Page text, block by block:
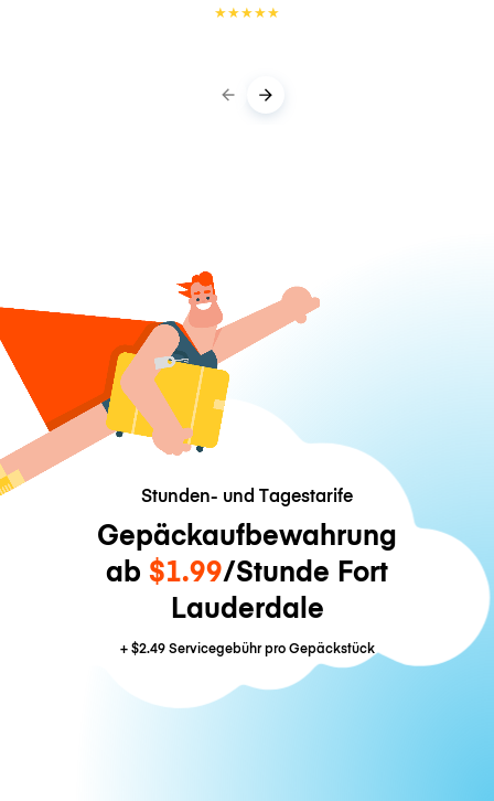
★★★★★
Stunden- und Tagestarife
Gepäckaufbewahrung
ab $1.99/Stunde Fort
Lauderdale
+$2.49Servicegebühr pro Gepäckstück